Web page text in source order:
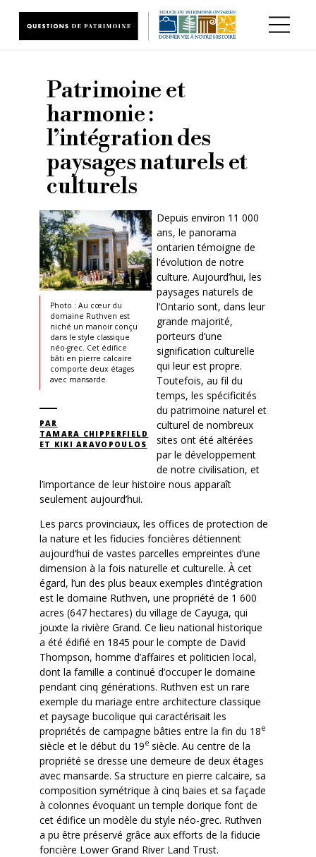
Patrimoine et
harmonie :
l’intégration des
paysages naturels et
culturels
Photo : Au cœur du
domaine Ruthven est
niché un manoir conçu
dans le style classique
néo-grec. Cet édifice
bâti en pierre calcaire
comporte deux étages
avec mansarde.
PAR
TAMARA CHIPPERFIELD
ET KIKI ARAVOPOULOS
Depuis environ 11 000
ans, le panorama
ontarien témoigne de
l’évolution de notre
culture. Aujourd’hui, les
paysages naturels de
l’Ontario sont, dans leur
grande majorité,
porteurs d’une
signification culturelle
qui leur est propre.
Toutefois, au fil du
temps, les spécificités
du patrimoine naturel et
culturel de nombreux
sites ont été altérées
par le développement
de notre civilisation, et
l’importance de leur histoire nous apparaît
seulement aujourd’hui.
Les parcs provinciaux, les offices de protection de
la nature et les fiducies foncières détiennent
aujourd’hui de vastes parcelles empreintes d’une
dimension à la fois naturelle et culturelle. À cet
égard, l’un des plus beaux exemples d’intégration
est le domaine Ruthven, une propriété de 1 600
acres (647 hectares) du village de Cayuga, qui
jouxte la rivière Grand. Ce lieu national historique
a été édifié en 1845 pour le compte de David
Thompson, homme d’affaires et politicien local,
dont la famille a continué d’occuper le domaine
pendant cinq générations. Ruthven est un rare
exemple du mariage entre architecture classique
et paysage bucolique qui caractérisait les
propriétés de campagne bâties entre la fin du 18e
siècle et le début du 19e siècle. Au centre de la
propriété se dresse une demeure de deux étages
avec mansarde. Sa structure en pierre calcaire, sa
composition symétrique à cinq baies et sa façade
à colonnes évoquant un temple dorique font de
cet édifice un modèle du style néo-grec. Ruthven
a pu être préservé grâce aux efforts de la fiducie
foncière Lower Grand River Land Trust.